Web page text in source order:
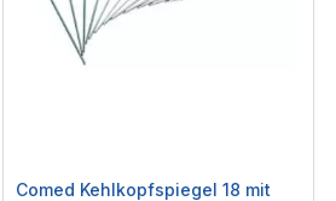
Comed Kehlkopfspiegel 18 mit